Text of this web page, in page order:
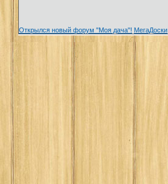
Открылся новый форум "Моя дача"! МегаДоски